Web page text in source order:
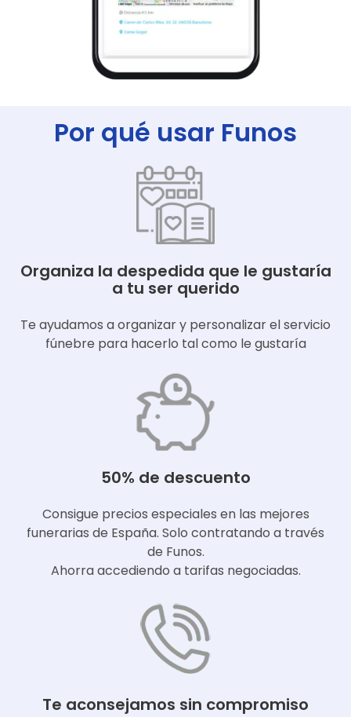
Por qué usar Funos
Organiza la despedida que le gustaría
a tu ser querido
Te ayudamos a organizar y personalizar el servicio
fúnebre para hacerlo tal como le gustaría
50% de descuento
Consigue precios especiales en las mejores
funerarias de España. Solo contratando a través
de Funos.
Ahorra accediendo a tarifas negociadas.
Te aconsejamos sin compromiso